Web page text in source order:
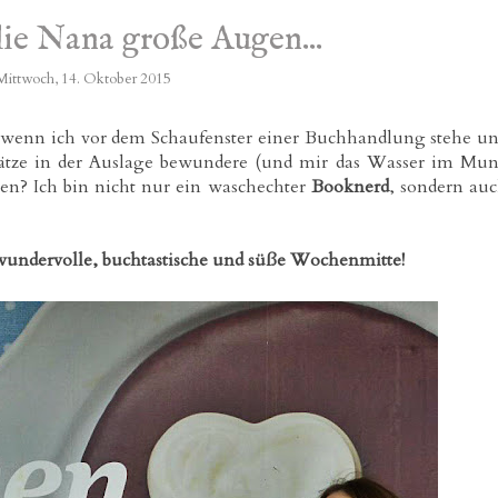
Nana große Augen...
14. Oktober 2015
ich vor dem Schaufenster einer Buchhandlung stehe
in der Auslage bewundere (und mir das Wasser im
Ich bin nicht nur ein waschechter Booknerd, sondern
buchtastische und süße Wochenmitte!